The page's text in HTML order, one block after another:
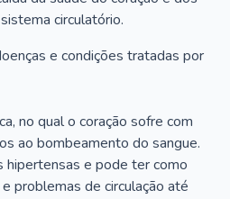
circulatório.
e condições tratadas por
no qual o coração sofre com
ao bombeamento do sangue.
hipertensas e pode ter como
problemas de circulação até